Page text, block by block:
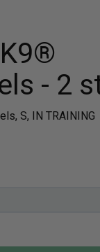
- 2
S, IN TRAINING